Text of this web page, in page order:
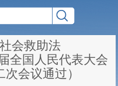
会救助法
全国人民代表大会
会议通过）